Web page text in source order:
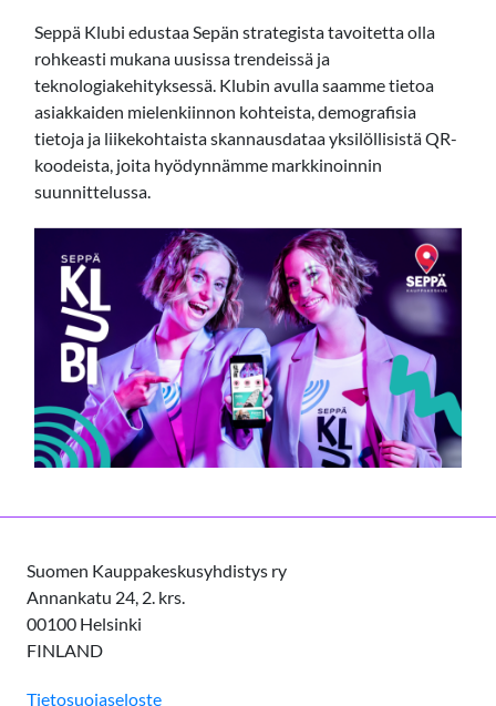
Seppä Klubi edustaa Sepän strategista tavoitetta olla
rohkeasti mukana uusissa trendeissä ja
teknologiakehityksessä. Klubin avulla saamme tietoa
asiakkaiden mielenkiinnon kohteista, demografisia
tietoja ja liikekohtaista skannausdataa yksilöllisistä QR-
koodeista, joita hyödynnämme markkinoinnin
suunnittelussa.
Suomen Kauppakeskusyhdistys ry
Annankatu 24, 2. krs.
00100 Helsinki
FINLAND
Tietosuojaseloste